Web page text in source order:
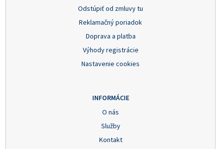
Odstúpiť od zmluvy tu
Reklamačný poriadok
Doprava a platba
Výhody registrácie
Nastavenie cookies
INFORMÁCIE
O nás
Služby
Kontakt